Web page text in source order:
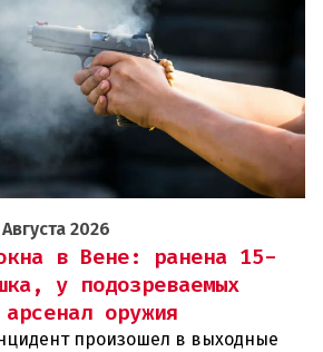
2026
в Вене: ранена 15-
у подозреваемых
оружия
произошел в выходные